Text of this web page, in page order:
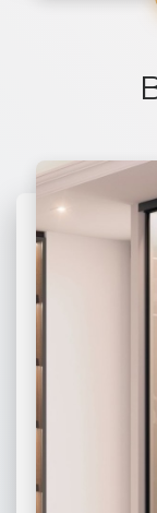
04 П-ОБРАЗНЫЕ
03